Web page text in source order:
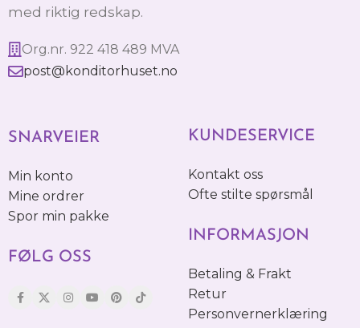
med riktig redskap.
Org.nr. 922 418 489 MVA
post@konditorhuset.no
SNARVEIER
Min konto
Mine ordrer
Spor min pakke
FØLG OSS
KUNDESERVICE
Kontakt oss
Ofte stilte spørsmål
INFORMASJON
Betaling & Frakt
Retur
Personvernerklæring